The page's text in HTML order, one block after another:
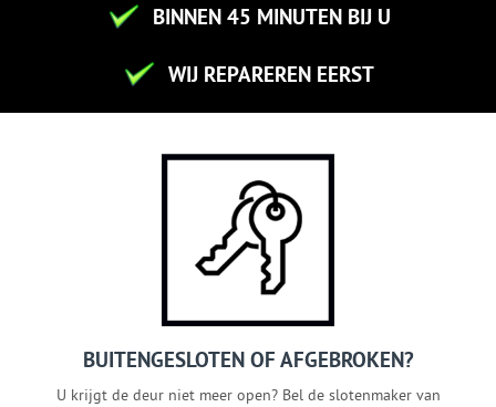
BINNEN 45 MINUTEN BIJ U
WIJ REPAREREN EERST
BUITENGESLOTEN OF AFGEBROKEN?
U krijgt de deur niet meer open? Bel de slotenmaker van